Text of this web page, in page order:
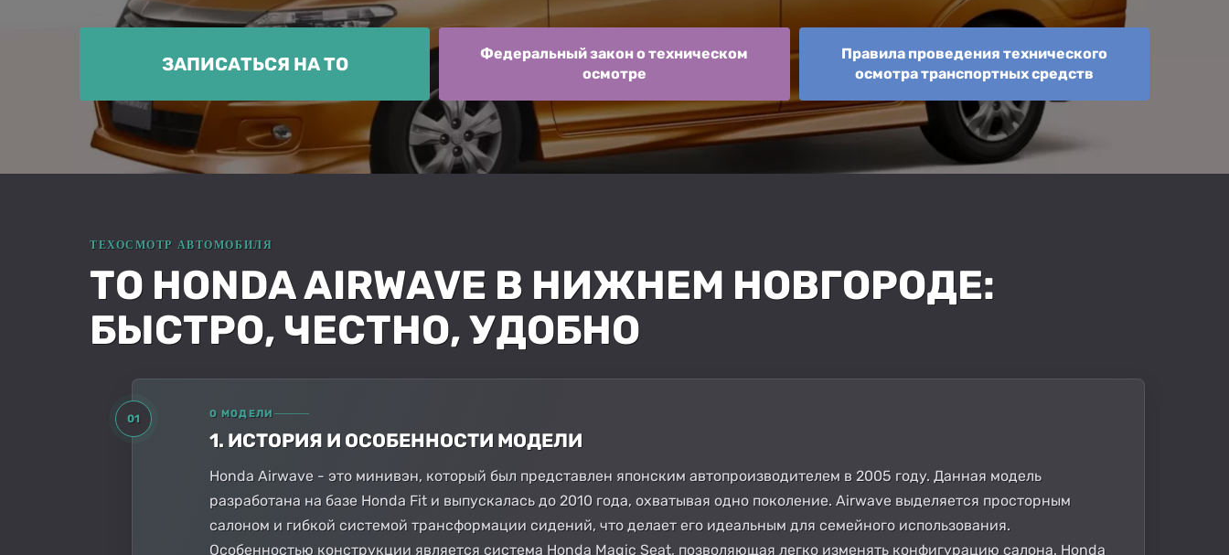
ЗАПИСАТЬСЯ НА ТО
Федеральный закон о техническом
осмотре
Правила проведения технического
осмотра транспортных средств
ТО HONDA AIRWAVE В НИЖНЕМ НОВГОРОДЕ:
БЫСТРО, ЧЕСТНО, УДОБНО
01 О МОДЕЛИ
1. ИСТОРИЯ И ОСОБЕННОСТИ МОДЕЛИ
Honda Airwave - это минивэн, который был представлен японским автопроизводителем в 2005 году. Данная модель
разработана на базе Honda Fit и выпускалась до 2010 года, охватывая одно поколение. Airwave выделяется просторным
салоном и гибкой системой трансформации сидений, что делает его идеальным для семейного использования.
Особенностью конструкции является система Honda Magic Seat, позволяющая легко изменять конфигурацию салона. Honda